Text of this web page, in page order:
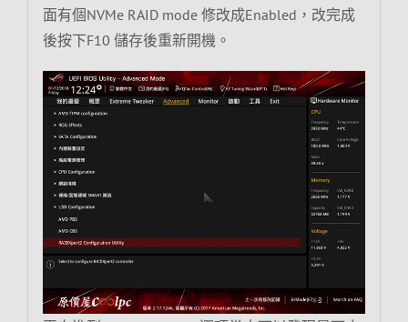
面有個NVMe RAID mode 修改成Enabled，改完成
後按下F10 儲存後重新開機。